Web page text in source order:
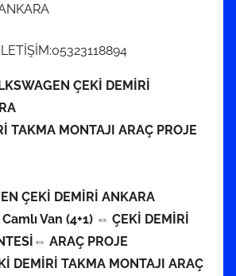
ÇEKİ DEMİRİ
TAKMA MONTAJI ARAÇ PROJE
ÇEKİ DEMİRİ ANKARA
Van (4+1) ⇔ ÇEKİ DEMİRİ
ARAÇ PROJE
DEMİRİ TAKMA MONTAJI ARAÇ